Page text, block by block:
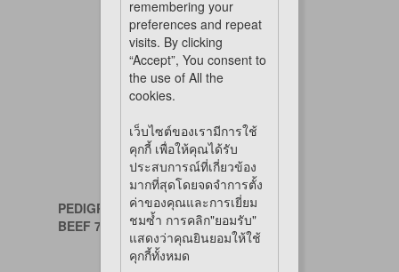
PEDIGREE
BEEF 700g
remembering your
preferences and repeat
visits. By clicking
“Accept”, You consent to
the use of All the
cookies.
เว็บไซต์ของเรามีการใช้
คุกกี้ เพื่อให้คุณได้รับ
ประสบการณ์ที่เกี่ยวข้อง
มากที่สุดโดยจดจำการตั้ง
ค่าของคุณและการเยี่ยม
ชมซ้ำ การคลิก"ยอมรับ"
แสดงว่าคุณยินยอมให้ใช้
คุกกี้ทั้งหมด